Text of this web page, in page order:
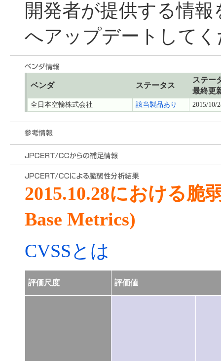
開発者が提供する情
へアップデートして
ベンダ ステータス
ステー
最終更
全日本空輸株式会社 該当製品あり 2015/10/
2015.10.28における脆
Base Metrics)
CVSSとは
評価尺度 評価値